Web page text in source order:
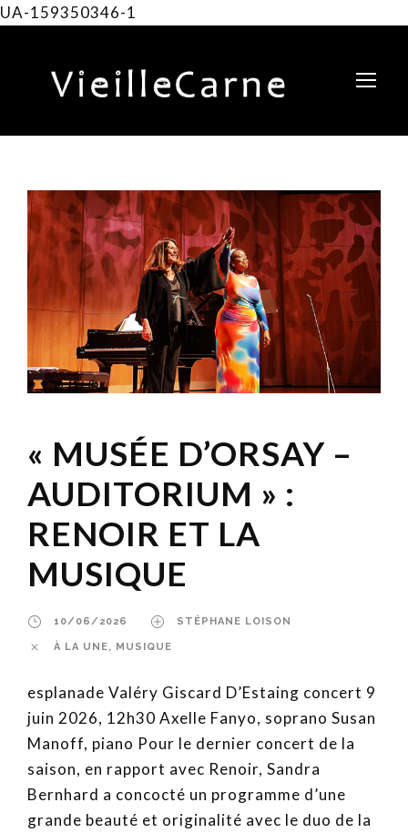
UA-159350346-1
« MUSÉE D’ORSAY –
AUDITORIUM » :
RENOIR ET LA
MUSIQUE
10/06/2026 STÉPHANE LOISON
À LA UNE, MUSIQUE
esplanade Valéry Giscard D’Estaing concert 9
juin 2026, 12h30 Axelle Fanyo, soprano Susan
Manoff, piano Pour le dernier concert de la
saison, en rapport avec Renoir, Sandra
Bernhard a concocté un programme d’une
grande beauté et originalité avec le duo de la